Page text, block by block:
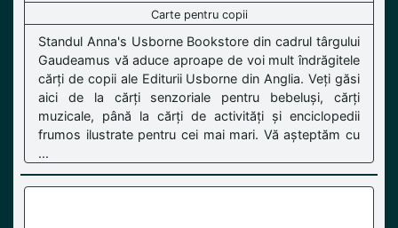
Carte pentru copii
Standul Anna's Usborne Bookstore din cadrul târgului
Gaudeamus vă aduce aproape de voi mult îndrăgitele
cărți de copii ale Editurii Usborne din Anglia. Veți găsi
aici de la cărți senzoriale pentru bebeluși, cărți
muzicale, până la cărți de activități și enciclopedii
frumos ilustrate pentru cei mai mari. Vă așteptăm cu
...